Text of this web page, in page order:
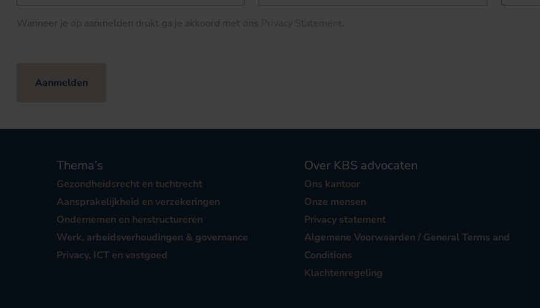
Wanneer je op aanmelden drukt ga je akkoord met ons Privacy Statement.
Aanmelden
Thema’s
Gezondheidsrecht en tuchtrecht
Aansprakelijkheid en verzekeringen
Ondernemen en herstructureren
Werk, arbeidsverhoudingen & governance
Privacy, ICT en vastgoed
Over KBS advocaten
Ons kantoor
Onze mensen
Privacy statement
Algemene Voorwaarden / General Terms and
Conditions
Klachtenregeling